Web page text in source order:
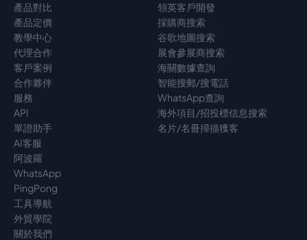
產品對比
產品定價
教學中心
代理合作
客戶案例
合作夥伴
服務
API
單證助手
AI客服
阿波羅
WhatsApp
PingPong
工具導航
外貿學院
關於我們
領英客戶開發
採購商搜索
谷歌地圖搜索
展會參展商搜索
海關數據查詢
智能搜郵/搜電話
WhatsApp查詢
海外項目/招投標信息搜索
名片/名冊掃描獲客